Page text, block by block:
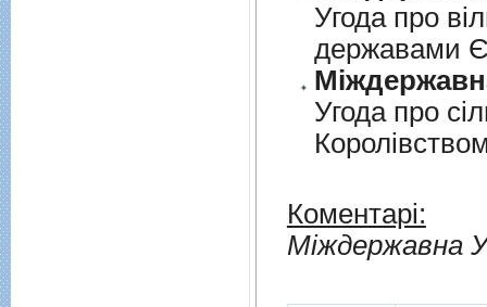
Угода про
державами
Угода про
Коментарі:
Мiждержавна